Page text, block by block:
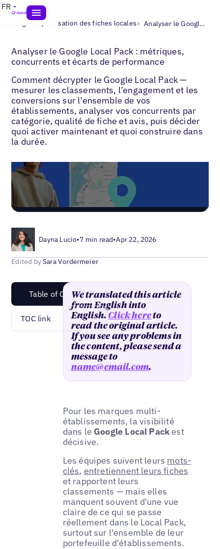
FR
Blogs> Optimisation des fiches locales> Analyser le Google Local Pack
Analyser le Google Local Pack : métriques,
concurrents et écarts de performance
Comment décrypter le Google Local Pack —
mesurer les classements, l’engagement et les
conversions sur l’ensemble de vos
établissements, analyser vos concurrents par
catégorie, qualité de fiche et avis, puis décider
quoi activer maintenant et quoi construire dans
la durée.
Dayna Lucio•7 min read•Apr 22, 2026
Edited bySara Vordermeier
Table of Content
TOC link
We translated this article
from English into
English.Click hereto
read the original article.
If you see any problems in
the content, please send a
message to
name@email.com.
Pour les marques multi-
établissements, la visibilité
dans le Google Local Pack est
décisive.
Les équipes suivent leurs mots-
clés, entretiennent leurs fiches
et rapportent leurs
classements — mais elles
manquent souvent d'une vue
claire de ce qui se passe
réellement dans le Local Pack,
surtout sur l'ensemble de leur
portefeuille d'établissements.